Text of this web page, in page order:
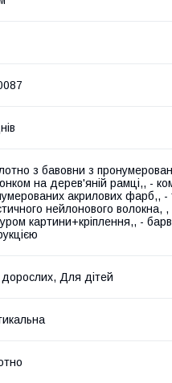
з бавовни з
на дерев'яній рамці,, -
акрилових фарб,, -
нейлонового волокна,
картини+кріплення,, -
Для дітей